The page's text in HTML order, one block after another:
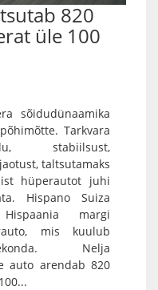
820
üle 100
sõidudünaamika
Tarkvara
stabiilsust,
taltsutamaks
hüperautot juhi
Hispano Suiza
margi
mis kuulub
Nelja
auto arendab 820